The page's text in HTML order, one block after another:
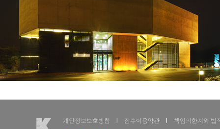
개인정보보호방침 잠수이용약관
책임의한계와 법